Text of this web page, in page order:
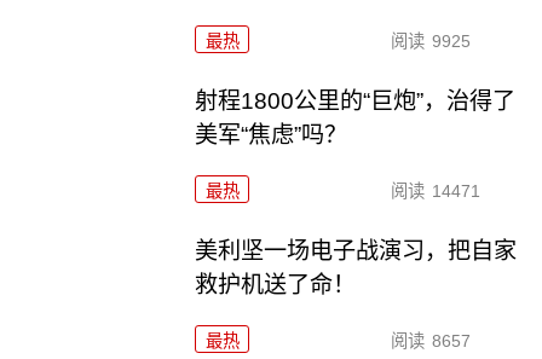
最热 阅读 9925
射程1800公里的“巨炮”，治得了
美军“焦虑”吗？
最热 阅读 14471
美利坚一场电子战演习，把自家
救护机送了命！
最热 阅读 8657